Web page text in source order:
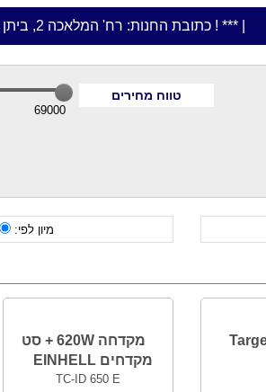
***כתובת החנות: רח' המלאכה 2, ביתן 8 (כניסה מרח' עמל 5) א.ת.פארק אפק, ראש העין***
טווח מחירים
69000
מיון לפי:
מקדחה 620W + סט
מקדחים EINHELL
TC-ID 650 E